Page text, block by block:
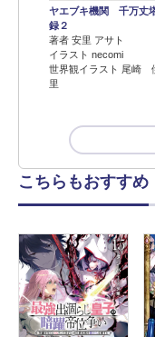
ヤエブキ機関 千万丈
録２
著者 安里 アサト
イラスト necomi
世界観イラスト 尾崎
里
こちらもおすすめ